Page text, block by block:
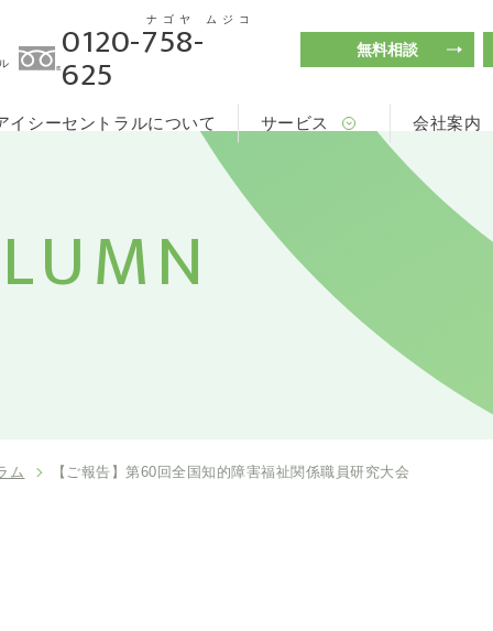
ナゴヤ ムジコ
0120-758-
625 無料相談
イシーセントラルについて サービス 会社案内
ム 【ご報告】第60回全国知的障害福祉関係職員研究大会